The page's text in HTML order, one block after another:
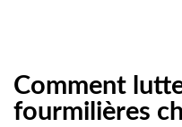
Comment
fourmilières